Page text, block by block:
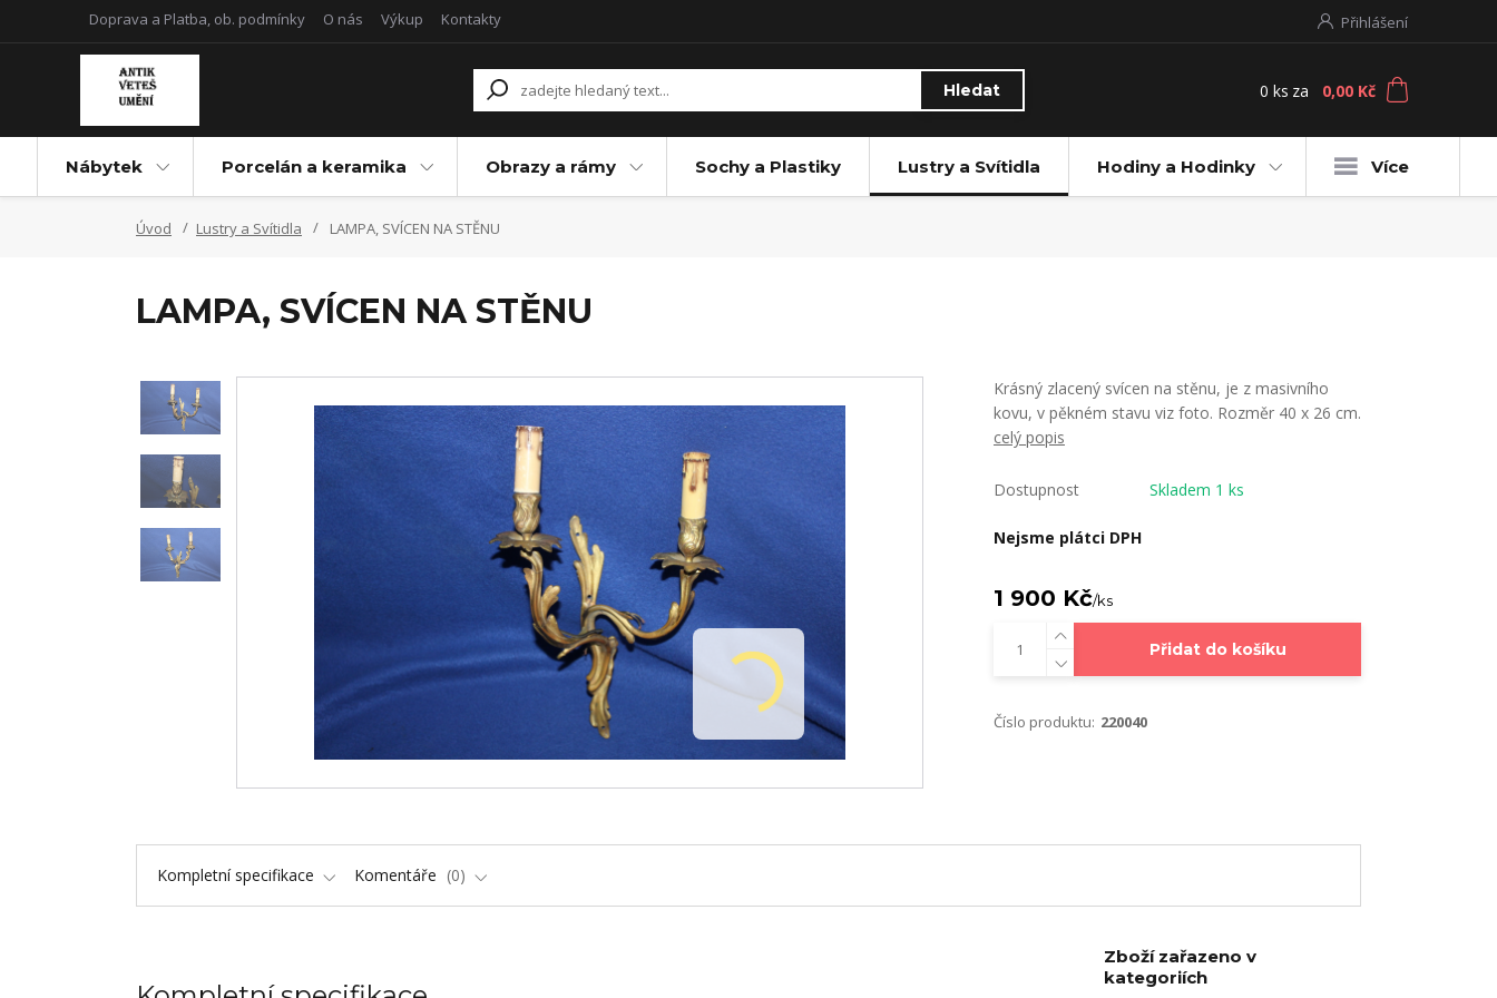
Doprava a Platba, ob. podmínky O nás Výkup Kontakty Přihlášení
Hledat 0 ks za 0,00 Kč
Nábytek Porcelán a keramika Obrazy a rámy Sochy a Plastiky Lustry a Svítidla Hodiny a Hodinky Více
Úvod Lustry a Svítidla LAMPA, SVÍCEN NA STĚNU
LAMPA, SVÍCEN NA STĚNU
Krásný zlacený svícen na stěnu, je z masivního
kovu, v pěkném stavu viz foto. Rozměr 40 x 26 cm.
celý popis
Dostupnost Skladem 1 ks
Nejsme plátci DPH
1 900 Kč/ks
Přidat do košíku
Číslo produktu: 220040
Kompletní specifikace Komentáře 0
Zboží zařazeno v
kategoriích